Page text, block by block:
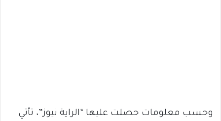
وحسب معلومات حصلت عليها “الراية نيوز”، تأتي